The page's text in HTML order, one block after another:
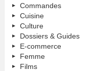
Commandes
Cuisine
Culture
Dossiers & Guides
E-commerce
Femme
Films